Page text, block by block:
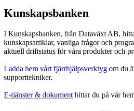
Kunskapsbanken
I Kunskapsbanken, från Dataväxt AB,
kunskapsartiklar, vanliga frågor och
aktuell driftstatus för våra produkter och
Ladda hem vårt fjärrhjälpsverktyg om du
supporttekniker.
E-tjänster & dokument hittar du på vår